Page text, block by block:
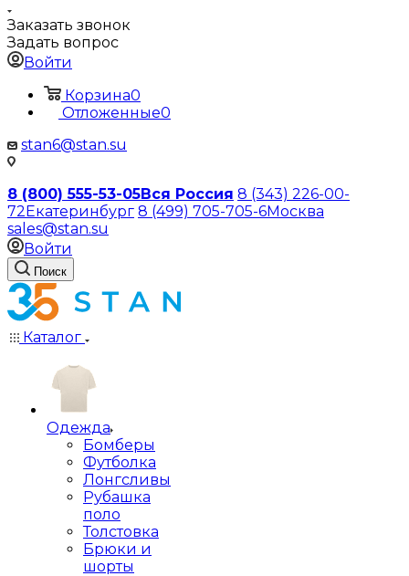
Заказать звонок
Задать вопрос
Войти
Корзина0
Отложенные0
stan6@stan.su
8 (800) 555-53-05Вся Россия 8 (343) 226-00-
72Екатеринбург 8 (499) 705-705-6Москва
sales@stan.su
Войти
Поиск
Каталог
Одежда
Бомберы
Футболка
Лонгсливы
Рубашка
поло
Толстовка
Брюки и
шорты